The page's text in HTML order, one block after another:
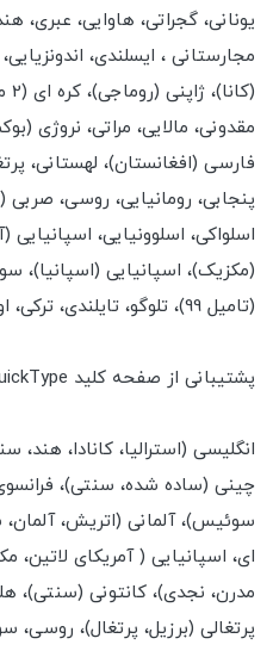
یونانی، گجراتی، هاوایی، عبری،
مجارستانی ، ایسلندی،
مقدونی، مالایی، مراتی، نروژی
فارسی (افغانستان)، لهستانی،
پنجابی، رومانیایی، روسی،
(مکزیک)، اسپانیایی (اسپانیا)،
(تامیل 99)، تلوگو، تایلندی، ترکی، اوکراینی، اردو، ویتنامی
پشتیبانی از صفحه کلید QuickType با ورودی پیش بینی
انگلیسی (استرالیا، کانادا، هند،
چینی (ساده شده، سنتی)، فرانسوی
سوئیس)، آلمانی (اتریش، آلمان،
ای، اسپانیایی ( آمریکای لاتین،
مدرن، نجدی)، کانتونی (سنتی)،
پرتغالی (برزیل، پرتغال)، روسی،